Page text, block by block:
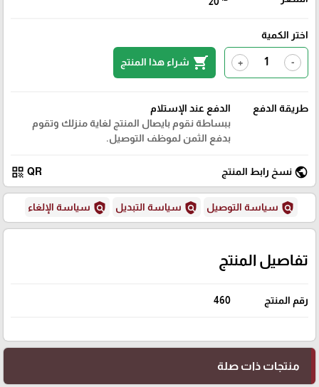
اختر الكمية
-
+
shopping_cart شراء هذا المنتج
طريقة الدفع
الدفع عند الإستلام
ببساطة نقوم بايصال المنتج لغاية منزلك وتقوم
بدفع الثمن لموظف التوصيل.
public نسخ رابط المنتج QR
qr_code
policy سياسة التوصيل policy سياسة التبديل policy سياسة الإلغاء
تفاصيل المنتج
رقم المنتج 460
منتجات ذات صلة